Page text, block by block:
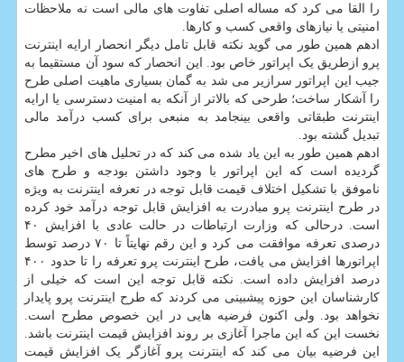
را القا می کرد که مساله اصلی تفاوت های مالی است نه ملاحظات
امنیتی یا نیازهای واقعی کسب و کارها.
ادهم همین طور می گوید نکته قابل تامل دیگر انحصار ارایه اینترنت
پرو ازطریق یک اپراتور خاص بود. این انحصار که سود آن مستقیما به
جیب این اپراتور سرازیر می شد به گمان بسیاری ماهیت اصلی طرح
را آشکار ساخت؛ طرحی که بالاتر از آنکه به امنیت دسترسی یا ارایه
اینترنت طبقاتی واقعی بینجامد به منبعی برای کسب درآمد مالی
تبدیل گشته بود.
ادهم همین طور به این یاد شده می کند که در تحلیل های اخیر مطرح
گردیده است که این اپراتور با وجود داشتن بودجه و طرح های
ناموفق با تشکیل اختلاف قیمت قابل توجه در تعرفه اینترنت به ویژه
در طرح اینترنت پرو مبادرت به افزایش قابل توجه درآمد خود کرده
است. درحالی که وزارت ارتباطات در حالت عادی با افزایش ۴۰
درصدی تعرفه موافقت می کرد و این رقم نهایتاً تا ۷۰ درصد توسط
اپراتورها افزایش می یافت، طرح اینترنت پرو تعرفه را تا حدود ۴۰۰
درصد افزایش داده است. نکته قابل توجه این است که خیلی از
کارشناسان این حوزه پیشبینی می کردند که طرح اینترنت پرو پایدار
نخواهد بود. ولی اکنون فرضیه هایی در این خصوص مطرح است.
نخست این که این ماجرا آغازی بر روند افزایش قیمت اینترنت باشد.
این فرضیه بیان می کند که اینترنت پرو آغازگر یک افزایش قیمت